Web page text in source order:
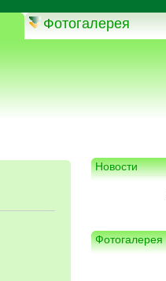
Фотогалерея
Новости
Фотогалерея